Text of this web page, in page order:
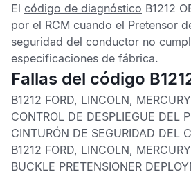
El código de diagnóstico B1212
por el RCM cuando el Pretensor
seguridad del conductor no
especificaciones de fábrica.
Fallas del código
B1212 FORD, LINCOLN,
CONTROL DE DESPLIEGUE DEL
CINTURÓN DE SEGURIDAD DEL
B1212 FORD, LINCOLN,
BUCKLE PRETENSIONER